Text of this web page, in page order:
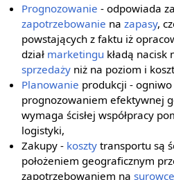
Prognozowanie - odpowiada
zapotrzebowanie nazapasy,
powstających z faktu iż
dział marketingu kładą
sprzedaży niż na poziom i
Planowanie produkcji -
prognozowaniem efektywnej
wymaga ścisłej współpracy
logistyki,
Zakupy - koszty transportu są
położeniem geograficznym
zapotrzebowaniem nasurowce